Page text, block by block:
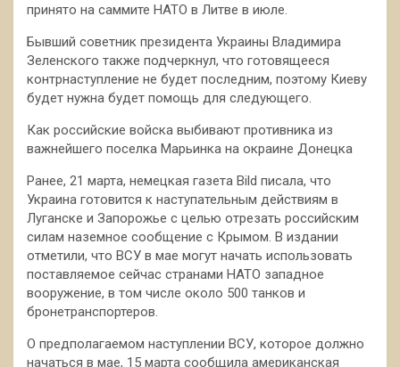
принято на саммите НАТО в Литве в июле.
Бывший советник президента Украины Владимира
Зеленского также подчеркнул, что готовящееся
контрнаступление не будет последним, поэтому Киеву
будет нужна будет помощь для следующего.
Как российские войска выбивают противника из
важнейшего поселка Марьинка на окраине Донецка
Ранее, 21 марта, немецкая газета Bild писала, что
Украина готовится к наступательным действиям в
Луганске и Запорожье с целью отрезать российским
силам наземное сообщение с Крымом. В издании
отметили, что ВСУ в мае могут начать использовать
поставляемое сейчас странами НАТО западное
вооружение, в том числе около 500 танков и
бронетранспортеров.
О предполагаемом наступлении ВСУ, которое должно
начаться в мае, 15 марта сообщила американская